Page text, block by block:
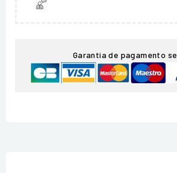
Garantia de pagamento